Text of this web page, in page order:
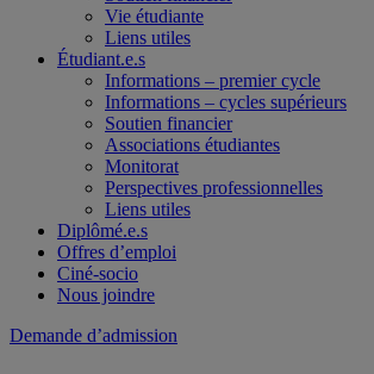
Vie étudiante
Liens utiles
Étudiant.e.s
Informations – premier cycle
Informations – cycles supérieurs
Soutien financier
Associations étudiantes
Monitorat
Perspectives professionnelles
Liens utiles
Diplômé.e.s
Offres d’emploi
Ciné-socio
Nous joindre
Demande d’admission